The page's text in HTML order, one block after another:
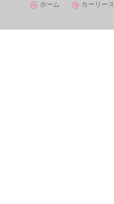
ホーム カーリース